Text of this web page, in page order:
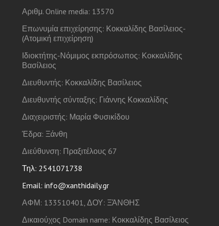
Αριθμ. Online media: 13570
Επωνυμία επιχείρησης: Κοκκαλίδης Βασίλειος-
(Ατομική επιχείρηση)
Ιδιοκτήτης-Νόμιμος εκπρόσωπος: Κοκκαλίδης
Βασίλειος
Διευθυντής: Κοκκαλίδης Βασίλειος
Διευθυντής σύνταξης: Γιάννης Κοκκαλίδης
Διαχειριστής: Μαρία Φυσικίδου
Έδρα: Ξάνθη
Διεύθυνση: Πραξιτέλους 67
Τηλ: 2541071738
Email: info@xanthidaily.gr
ΑΦΜ: 133510401, ΔΟΥ: ΞΆΝΘΗΣ
Δικαιούχος Domain name: Κοκκαλίδης Βασίλειος